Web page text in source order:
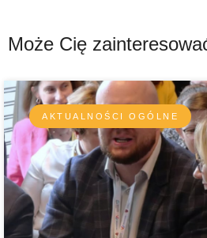
Może Cię
AKTUALNOŚCI OGÓLNE